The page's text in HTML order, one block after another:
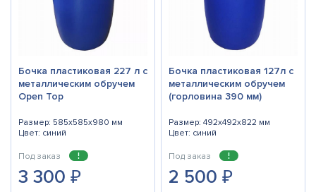
Бочка пластиковая 227 л с
металлическим обручем
Оpen Top
Размер: 585x585x980 мм
Цвет: синий
Под заказ
3 300₽
Бочка пластиковая 127л с
металлическим обручем
(горловина 390 мм)
Размер: 492x492x822 мм
Цвет: синий
Под заказ
2 500 ₽